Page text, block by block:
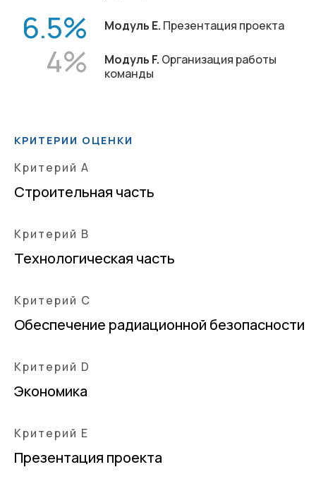
6.5 Модуль Е. Презентация проекта
4 Модуль F. Организация работы
команды
КРИТЕРИИ ОЦЕНКИ
Критерий А
Строительная часть
Критерий B
Технологическая часть
Критерий С
Обеспечение радиационной безопасности
Критерий D
Экономика
Критерий E
Презентация проекта